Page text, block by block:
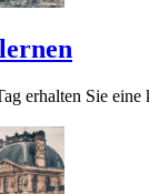
erhalten Sie